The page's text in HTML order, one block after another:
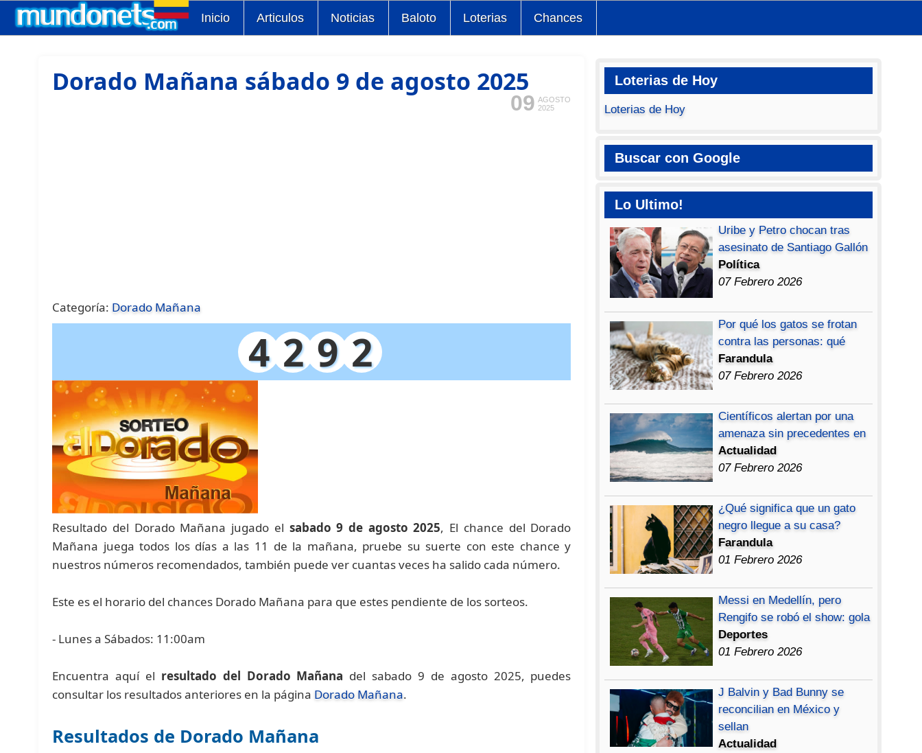
Inicio Articulos Noticias Baloto Loterias Chances
Dorado Mañana sábado 9 de agosto 2025
09 AGOSTO
2025
Categoría: Dorado Mañana
4 2 9 2
Resultado del Dorado Mañana jugado el sabado 9 de agosto 2025, El chance del Dorado
Mañana juega todos los días a las 11 de la mañana, pruebe su suerte con este chance y
nuestros números recomendados, también puede ver cuantas veces ha salido cada número.
Este es el horario del chances Dorado Mañana para que estes pendiente de los sorteos.
- Lunes a Sábados: 11:00am
Encuentra aquí el resultado del Dorado Mañana del sabado 9 de agosto 2025, puedes
consultar los resultados anteriores en la página Dorado Mañana.
Resultados de Dorado Mañana
Loterias de Hoy
Loterias de Hoy
Buscar con Google
Lo Ultimo!
Uribe y Petro chocan tras
asesinato de Santiago Gallón
Política
07 Febrero 2026
Por qué los gatos se frotan
contra las personas: qué
Farandula
07 Febrero 2026
Científicos alertan por una
amenaza sin precedentes en
Actualidad
07 Febrero 2026
¿Qué significa que un gato
negro llegue a su casa?
Farandula
01 Febrero 2026
Messi en Medellín, pero
Rengifo se robó el show: gola
Deportes
01 Febrero 2026
J Balvin y Bad Bunny se
reconcilian en México y
sellan
Actualidad